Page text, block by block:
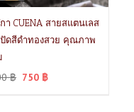
า CUENA สายสแตนเลส
ดสีดำทองสวย คุณภาพ
฿ 750 ฿